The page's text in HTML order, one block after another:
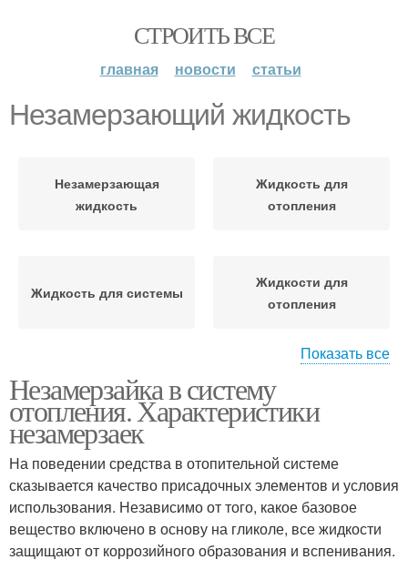
СТРОИТЬ ВСЕ
главная новости статьи
Незамерзающий жидкость
Незамерзающая
жидкость
Жидкость для
отопления
Жидкость для системы
Жидкости для
отопления
Незамерзающие
жидкости
Показать все
Незамерзайка в систему
отопления. Характеристики
незамерзаек
На поведении средства в отопительной системе
сказывается качество присадочных элементов и условия
использования. Независимо от того, какое базовое
вещество включено в основу на гликоле, все жидкости
защищают от коррозийного образования и вспенивания.